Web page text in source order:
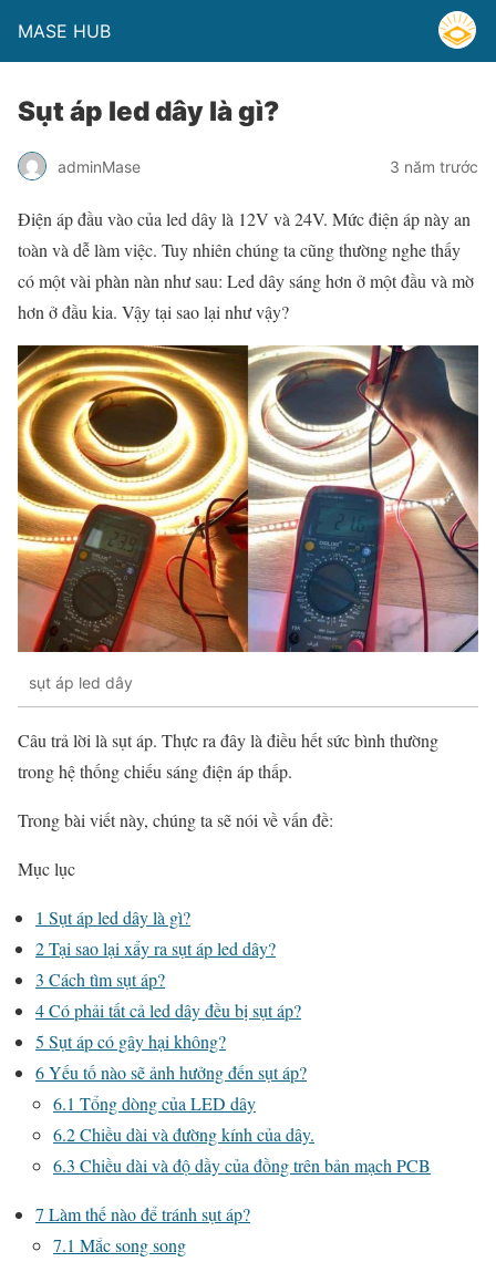
MASE HUB
Sụt áp led dây là gì?
adminMase 3 năm trước
Điện áp đầu vào của led dây là 12V và 24V. Mức điện áp này an
toàn và dễ làm việc. Tuy nhiên chúng ta cũng thường nghe thấy
có một vài phàn nàn như sau: Led dây sáng hơn ở một đầu và mờ
hơn ở đầu kia. Vậy tại sao lại như vậy?
sụt áp led dây
Câu trả lời là sụt áp. Thực ra đây là điều hết sức bình thường
trong hệ thống chiếu sáng điện áp thấp.
Trong bài viết này, chúng ta sẽ nói về vấn đề:
Mục lục
1 Sụt áp led dây là gì?
2Tại sao lại xẩy ra sụt áp led dây?
3 Cách tìm sụt áp?
4Có phải tất cả led dây đều bị sụt áp?
5 Sụt áp có gây hại không?
6Yếu tố nào sẽ ảnh hưởng đến sụt áp?
6.1 Tổng dòng của LED dây
6.2Chiều dài và đường kính của dây.
6.3 Chiều dài và độ dầy của đồng trên bản mạch PCB
7 Làm thế nào để tránh sụt áp?
7.1 Mắc song song